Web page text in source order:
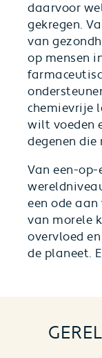
daarvoor
gekregen.
van
op mensen
chemievrije
wilt voeden
degenen die
Van een-
een ode
van morele
overvloed
de planeet.